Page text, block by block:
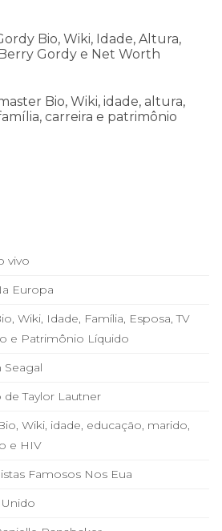
Bio, Wiki, Idade, Altura,
Gordy e Net Worth
Bio, Wiki, idade, altura,
carreira e patrimônio
vivo
Europa
Wiki, Idade, Família, Esposa, TV
e Patrimônio Líquido
Seagal
Taylor Lautner
Wiki, idade, educação, marido,
e HIV
Famosos Nos Eua